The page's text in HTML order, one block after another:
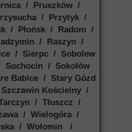
/ Pruszków /
/ Przytyk /
/ Płońsk / Radom /
/ Raszyn /
/ Sierpc / Sobolew
/ Sokołów
Babice / Stary Gózd
Kościelny /
/ Tłuszcz /
/ Wielogóra /
/ Wołomin /